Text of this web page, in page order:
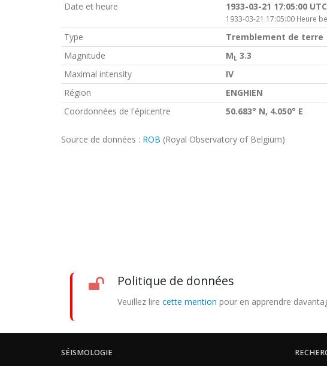
Date et heure 1933-03-21 17:05:00 UTC
1933-03-21 17:05:00 Heure
Type
Tremblement de terre
Magnitude
ML 3.3
Maximal intensity
IV
Région
ENGHIEN
Coordonnées de l'épicentre
50.683° N, 4.050° E
Source de données : ROB (Royal Observatory of Belgium)
Politique de données
Veuillez lire cette mention pour en apprendre
SÉISMOLOGIE